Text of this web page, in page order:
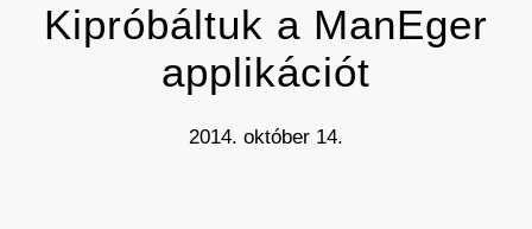
Kipróbáltuk a ManEger
applikációt
2014. október 14.